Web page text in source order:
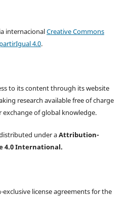
internacionalCreative Commons
4.0.
to its content through its website
research available free of charge
of global knowledge.
under aAttribution-
4.0 International.
license agreements for the